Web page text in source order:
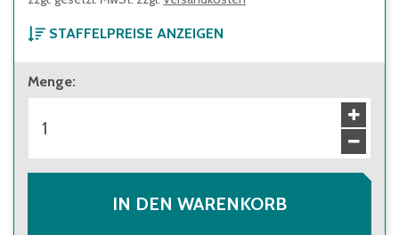
STAFFELPREISE ANZEIGEN
ab 1 Stück
164,00 €
ab 18 Stück
147,00 €
Menge:
IN DEN WARENKORB